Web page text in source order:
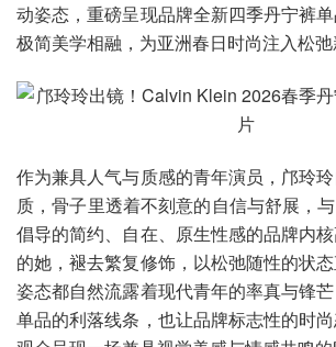
动姿态，重磅呈现品牌全新四季丹宁裤
极简美学相融，为亚洲春日时尚注入松弛
作为兼具人气与质感的青年演员，邝玲
质，骨子里透着不刻意的自信与舒展，
倡导的简约、自在、原生性感的品牌内
的她，褪去繁复修饰，以松弛随性的状
姿态都自然流露着现代青年的率真与锋
单品的利落线条，也让品牌标志性的时